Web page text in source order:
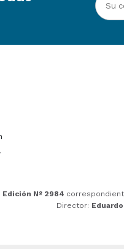
Edición Nº 2984
Director: